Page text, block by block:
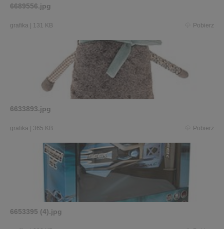
6689556.jpg
grafika 131 KB Pobierz
6633893.jpg
grafika 365 KB Pobierz
6653395 (4).jpg